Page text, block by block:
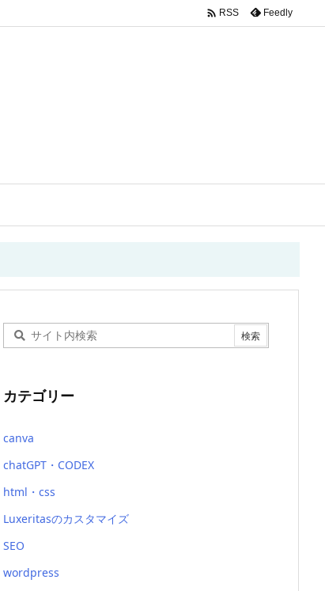
 RSS Feedly
カテゴリー
canva
chatGPT・CODEX
html・css
Luxeritasのカスタマイズ
SEO
wordpress